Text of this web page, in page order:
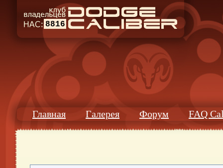
8816
Главная Галерея Форум FAQ